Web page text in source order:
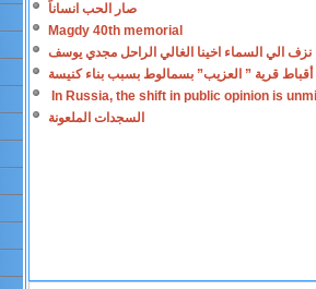
صار الحب انساناً
Magdy 40th memorial
نزف الي السماء اخينا الغالي الراحل مجدي يوسف
أقباط قرية ” العزيب” بسمالوط بسبب بناء كنيسة
In Russia, the shift in public opinion is
السجدات الملعونة